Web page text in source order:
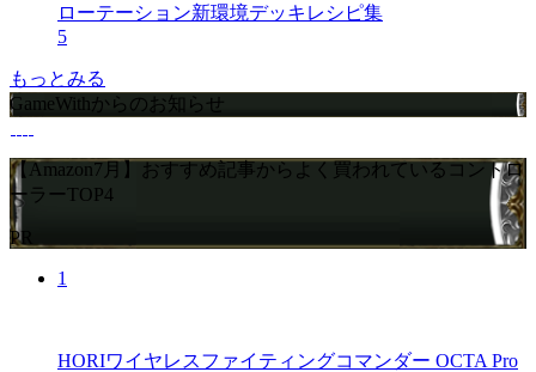
ローテーション新環境デッキレシピ集
5
もっとみる
GameWithからのお知らせ
【Amazon7月】おすすめ記事からよく買われているコントロ
ーラーTOP4
PR
1
HORIワイヤレスファイティングコマンダー OCTA Pro